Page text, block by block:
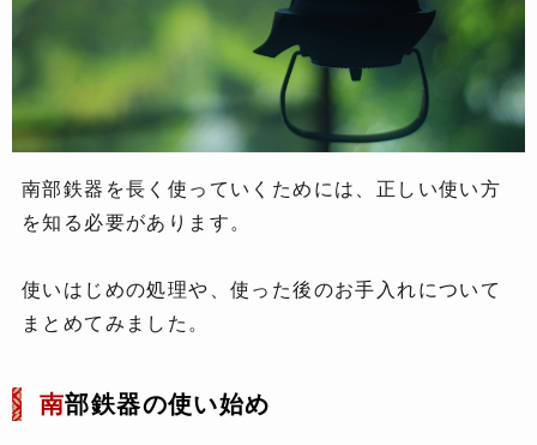
南部鉄器を長く使っていくためには、正しい使い方
を知る必要があります。
使いはじめの処理や、使った後のお手入れについて
まとめてみました。
南部鉄器の使い始め